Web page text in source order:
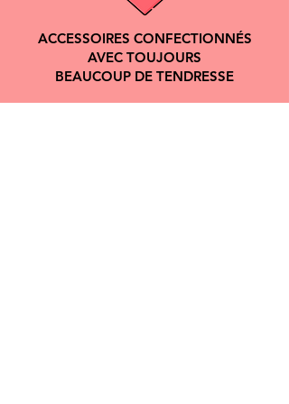
ACCESSOIRES CONFECTIONNÉS
AVEC TOUJOURS
BEAUCOUP DE TENDRESSE